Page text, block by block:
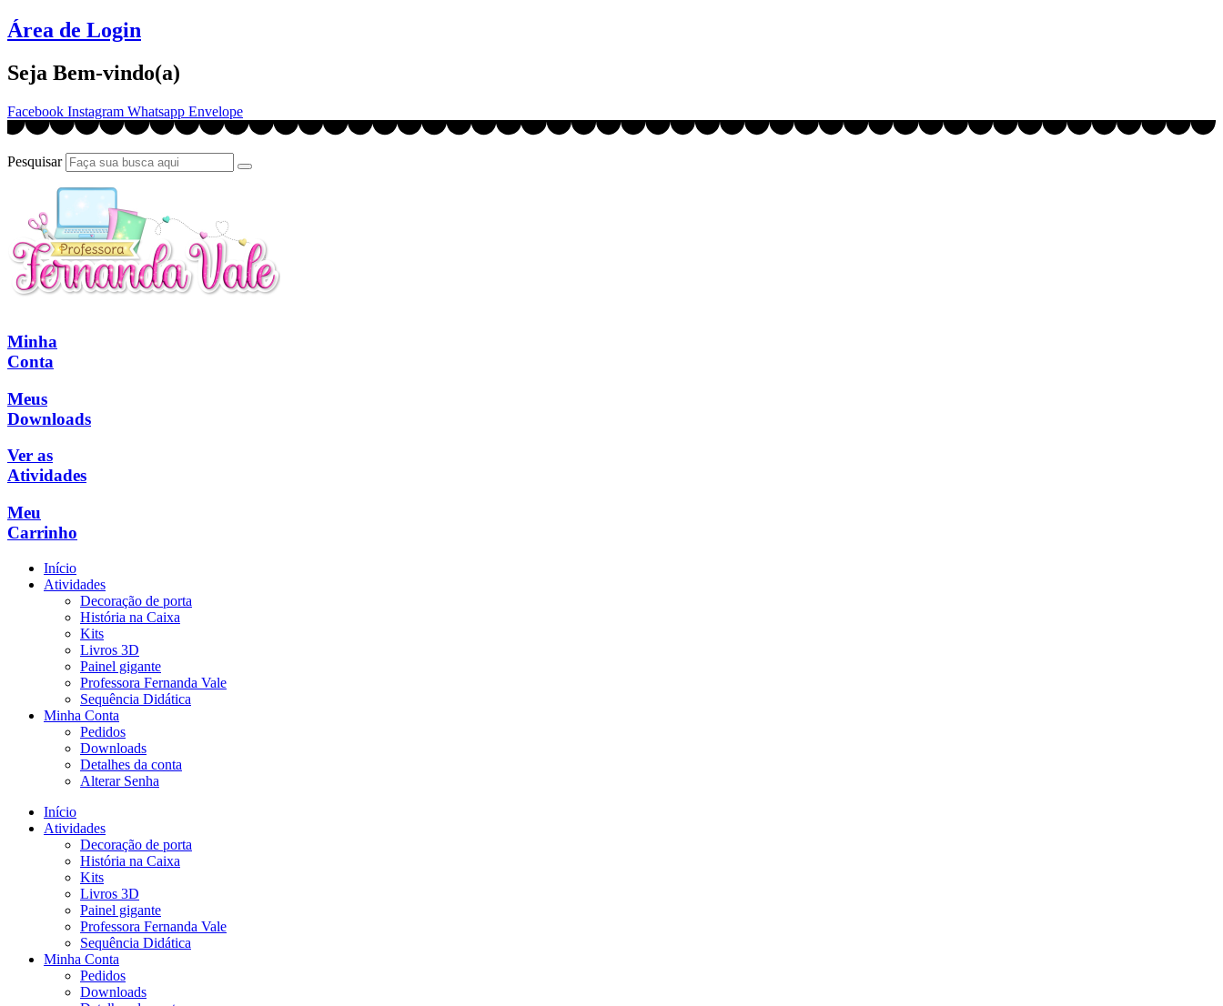
Ir
para
conteúdo
Área de Login
Seja Bem-vindo(a)
Facebook Instagram Whatsapp Envelope
Pesquisar
Minha
Conta
Meus
Downloads
Ver as
Atividades
Meu
Carrinho
Início
Atividades
Decoração de porta
História na Caixa
Kits
Livros 3D
Painel gigante
Professora Fernanda Vale
Sequência Didática
Minha Conta
Pedidos
Downloads
Detalhes da conta
Alterar Senha
Início
Atividades
Decoração de porta
História na Caixa
Kits
Livros 3D
Painel gigante
Professora Fernanda Vale
Sequência Didática
Minha Conta
Pedidos
Downloads